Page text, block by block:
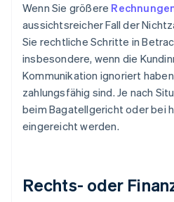
Wenn Sie größere
aussichtsreicher Fall der
Sie rechtliche Schritte in
insbesondere, wenn die
Kommunikation ignoriert
zahlungsfähig sind. Je nach
beim Bagatellgericht oder bei
eingereicht werden.
Rechts- oder